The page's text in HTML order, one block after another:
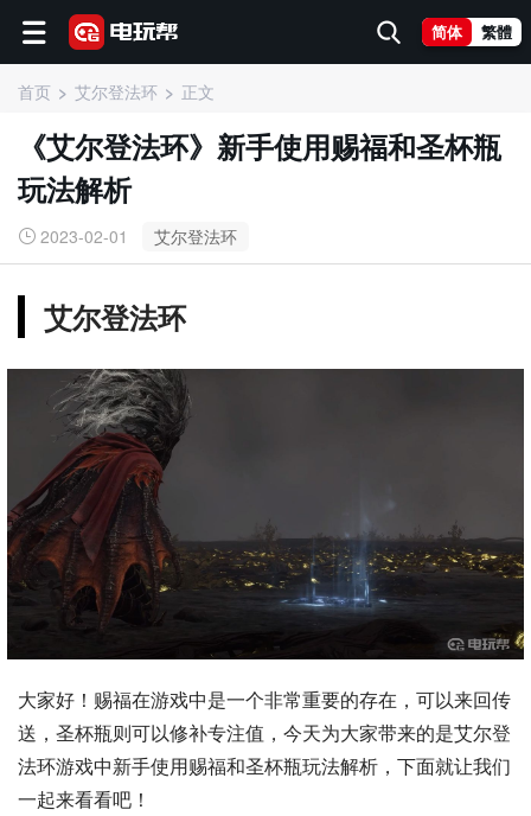
简体 繁體
首页 艾尔登法环 正文
《艾尔登法环》新手使用赐福和圣杯瓶
玩法解析
2023-02-01 艾尔登法环
艾尔登法环
大家好！赐福在游戏中是一个非常重要的存在，可以来回传
送，圣杯瓶则可以修补专注值，今天为大家带来的是艾尔登
法环游戏中新手使用赐福和圣杯瓶玩法解析，下面就让我们
一起来看看吧！